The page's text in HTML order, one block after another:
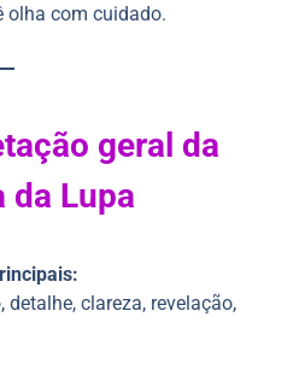
olha com cuidado.
geral da
da Lupa
clareza, revelação,